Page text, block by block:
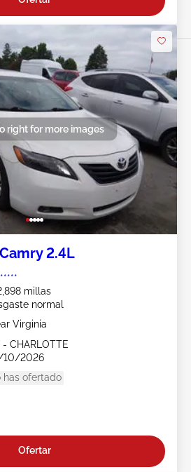
right for more images
2.4L
millas
normal
Virginia
- CHARLOTTE
2026
has ofertado
Ofertar